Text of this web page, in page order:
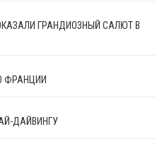
ГРАНДИОЗНЫЙ САЛЮТ В
ФРАНЦИИ
ДАЙВИНГУ